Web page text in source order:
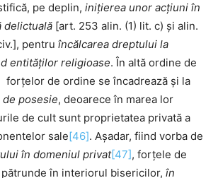
pe deplin, inițierea unor acțiuni în
delictuală [art. 253 alin. (1) lit. c) și alin.
pentru încălcarea dreptului la
entităților religioase. În altă ordine de
forțelor de ordine se încadrează și la
posesie, deoarece în marea lor
de cult sunt proprietatea privată a
sale[46]. Așadar, fiind vorba de
în domeniul privat[47], forțele de
în interiorul bisericilor, în